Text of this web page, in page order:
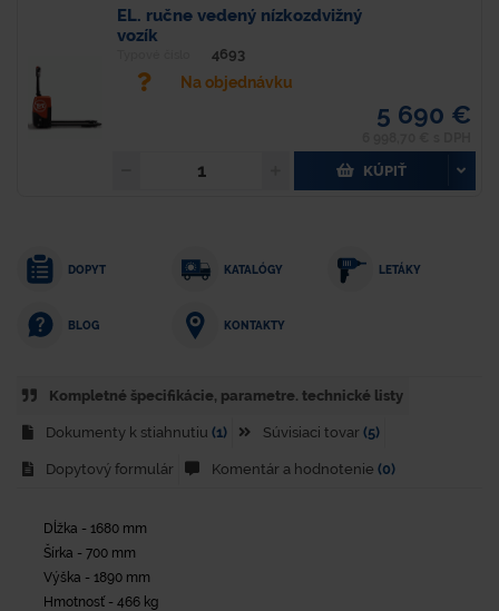
EL. ručne vedený nízkozdvižný
vozík
4693
Na objednávku
5 690 €
KÚPIŤ
DOPYT KATALÓGY LETÁKY
BLOG KONTAKTY
Kompletné špecifikácie, parametre. technické listy
Dokumenty k stiahnutiu (1) Súvisiaci tovar (5)
Dopytový formulár Komentár a hodnotenie (0)
Dĺžka - 1680 mm
Šírka - 700 mm
Výška - 1890 mm
Hmotnosť - 466 kg